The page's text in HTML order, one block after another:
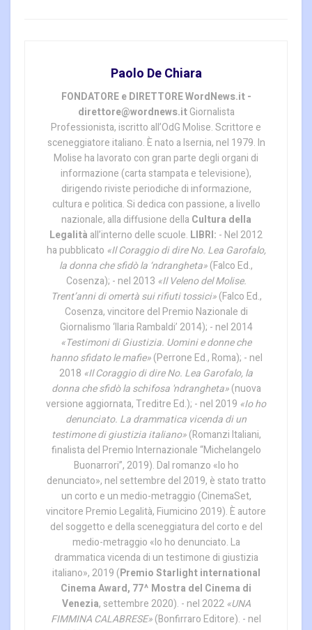
Paolo De Chiara
FONDATORE e DIRETTORE WordNews.it -
direttore@wordnews.itGiornalista
Professionista, iscritto all’OdG Molise. Scrittore e
sceneggiatore italiano. È nato a Isernia, nel 1979. In
Molise ha lavorato con gran parte degli organi di
informazione (carta stampata e televisione),
dirigendo riviste periodiche di informazione,
cultura e politica. Si dedica con passione, a livello
nazionale, alla diffusione della Cultura della
Legalità all’interno delle scuole. LIBRI: - Nel 2012
ha pubblicato «Il Coraggio di dire No. Lea Garofalo,
la donna che sfidò la ‘ndrangheta»(Falco Ed.,
Cosenza); - nel 2013 «Il Veleno del Molise.
Trent’anni di omertà sui rifiuti tossici»(Falco Ed.,
Cosenza, vincitore del Premio Nazionale di
Giornalismo ‘Ilaria Rambaldi’ 2014); - nel 2014
«Testimoni di Giustizia. Uomini e donne che
hanno sfidato le mafie»(Perrone Ed., Roma); - nel
2018 «Il Coraggio di dire No. Lea Garofalo, la
donna che sfidò la schifosa 'ndrangheta»(nuova
versione aggiornata, Treditre Ed.); - nel 2019 «Io ho
denunciato. La drammatica vicenda di un
testimone di giustizia italiano»(Romanzi Italiani,
finalista del Premio Internazionale “Michelangelo
Buonarrori”, 2019). Dal romanzo «Io ho
denunciato», nel settembre del 2019, è stato tratto
un corto e un medio-metraggio (CinemaSet,
vincitore Premio Legalità, Fiumicino 2019). È autore
del soggetto e della sceneggiatura del corto e del
medio-metraggio «Io ho denunciato. La
drammatica vicenda di un testimone di giustizia
italiano», 2019 (Premio Starlight international
Cinema Award, 77^ Mostra del Cinema di
Venezia, settembre 2020). - nel 2022«UNA
FIMMINA CALABRESE»(Bonfirraro Editore). - nel